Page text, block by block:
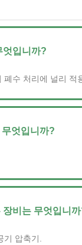
엇입니까?
폐수 처리에 널리 적
엇입니까?
장비는 무엇입니
압축기.